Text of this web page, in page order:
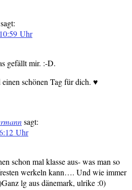
sagt:
Uhr
gefällt mir. :-D.
schönen Tag für dich. ♥
sagt:
Uhr
schon mal klasse aus- was man so
werkeln kann…. Und wie immer
lg aus dänemark, ulrike :0)